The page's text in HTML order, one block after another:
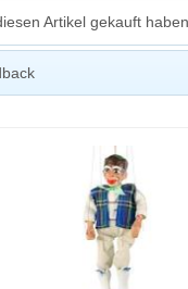
Artikel gekauft